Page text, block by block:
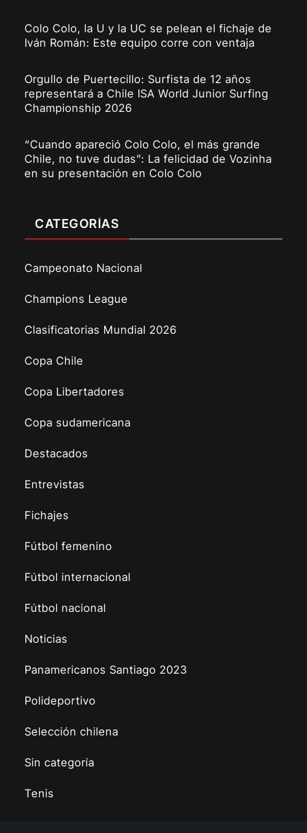
Colo Colo, la U y la UC se pelean el fichaje de
Iván Román: Este equipo corre con ventaja
Orgullo de Puertecillo: Surfista de 12 años
representará a Chile ISA World Junior Surfing
Championship 2026
“Cuando apareció Colo Colo, el más grande
Chile, no tuve dudas”: La felicidad de Vozinha
en su presentación en Colo Colo
CATEGORÍAS
Campeonato Nacional
Champions League
Clasificatorias Mundial 2026
Copa Chile
Copa Libertadores
Copa sudamericana
Destacados
Entrevistas
Fichajes
Fútbol femenino
Fútbol internacional
Fútbol nacional
Noticias
Panamericanos Santiago 2023
Polideportivo
Selección chilena
Sin categoría
Tenis